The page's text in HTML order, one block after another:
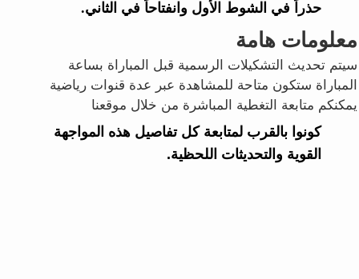
حذراً في الشوط الأول وانفتاحاً في الثاني.
معلومات هامة
سيتم تحديث التشكيلات الرسمية قبل المباراة بساعة
المباراة ستكون متاحة للمشاهدة عبر عدة قنوات رياضية
يمكنكم متابعة التغطية المباشرة من خلال موقعنا
كونوا بالقرب لمتابعة كل تفاصيل هذه المواجهة
القوية والتحديثات اللحظية.